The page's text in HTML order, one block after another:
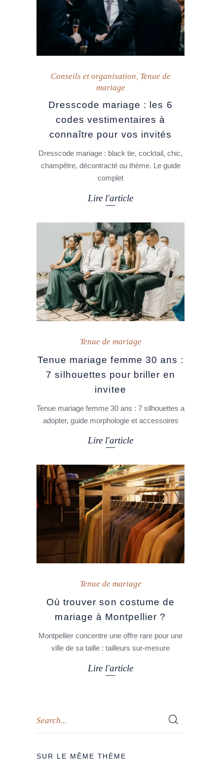
Conseils et organisation, Tenue de
mariage
Dresscode mariage : les 6
codes vestimentaires à
connaître pour vos invités
Dresscode mariage : black tie, cocktail, chic,
champêtre, décontracté ou thème. Le guide
complet
Lire l'article
Tenue de mariage
Tenue mariage femme 30 ans :
7 silhouettes pour briller en
invitee
Tenue mariage femme 30 ans : 7 silhouettes a
adopter, guide morphologie et accessoires
Lire l'article
Tenue de mariage
Où trouver son costume de
mariage à Montpellier ?
Montpellier concentre une offre rare pour une
ville de sa taille : tailleurs sur-mesure
Lire l'article
SUR LE MÊME THÈME